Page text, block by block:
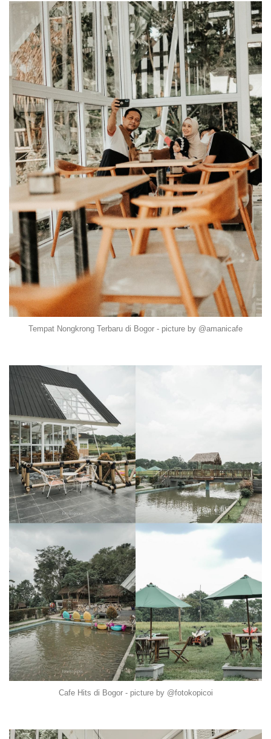
Tempat Nongkrong Terbaru di Bogor - picture by @amanicafe
Cafe Hits di Bogor - picture by @fotokopicoi